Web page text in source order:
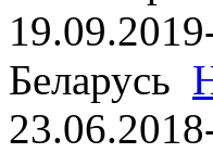
Беларусь